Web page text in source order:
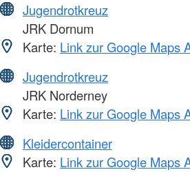
Jugendrotkreuz
JRK Dornum
Karte: Link zur Google Maps
Jugendrotkreuz
JRK Norderney
Karte: Link zur Google Maps
Kleidercontainer
Karte: Link zur Google Maps